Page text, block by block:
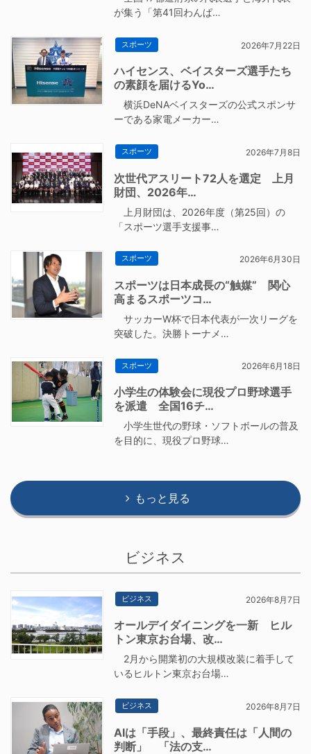
が集う「第41回わんぱ…
スポーツ 2026年7月22日
ハイセンス、ベイスターズ選手たち
の素顔を届けるYo…
横浜DeNAベイスターズの公式スポンサ
ーである家電メーカー…
スポーツ 2026年7月8日
次世代アスリート72人を選定 上月
財団、2026年…
上月財団は、2026年度（第25回）の
「スポーツ選手支援事…
スポーツ 2026年6月30日
スポーツは日本成長の“触媒” 関心
高まるスポーツコ…
サッカーW杯で日本代表が一次リーグを
突破した。決勝トーナメ…
スポーツ 2026年6月18日
小学生の体験会に現役プロ野球選手
を派遣 全国16チ…
小学生世代の野球・ソフトボールの普及
を目的に、現役プロ野球…
もっと見る
ビジネス
ビジネス 2026年8月7日
オールデイダイニングを一新 ヒル
トン東京お台場、改…
2月から開業初の大規模改装に着手して
いるヒルトン東京お台場…
ビジネス 2026年8月7日
AIは「手段」、最終責任は「人間の
判断」 「法の支…